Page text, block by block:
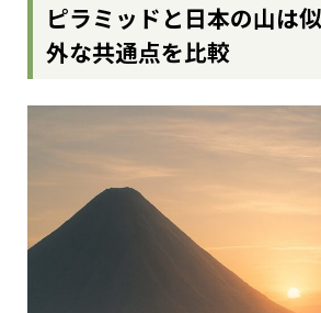
ピラミッドと日本の山は
外な共通点を比較